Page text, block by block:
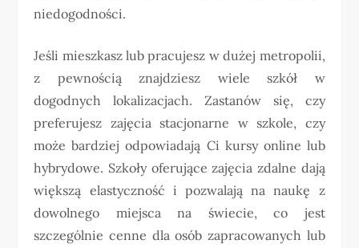
niedogodności.
Jeśli mieszkasz lub pracujesz w dużej metropolii,
z pewnością znajdziesz wiele szkół w
dogodnych lokalizacjach. Zastanów się, czy
preferujesz zajęcia stacjonarne w szkole, czy
może bardziej odpowiadają Ci kursy online lub
hybrydowe. Szkoły oferujące zajęcia zdalne dają
większą elastyczność i pozwalają na naukę z
dowolnego miejsca na świecie, co jest
szczególnie cenne dla osób zapracowanych lub